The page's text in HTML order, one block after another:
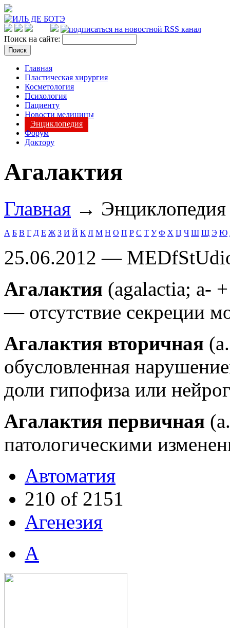
Поиск на сайте:
Главная
Пластическая хирургия
Косметология
Психология
Пациенту
Новости медицины
Энциклопедия
Форум
Доктору
Агалактия
Главная →
А Б В Г Д Е Ж З И Й К Л М Н О П Р С Т У Ф Х Ц Ч Ш Щ Э Ю
25.06.2012 —
Агалактия (agalactia; а-
— отсутствие секреции
Агалактия вторичная
обусловленная
доли гипофиза или
Агалактия первичная
патологическими
Автоматия
210 of 2151
Агенезия
А